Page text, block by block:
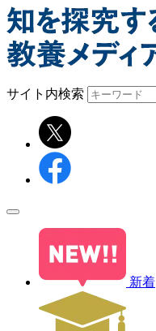
サイト内検索
新着